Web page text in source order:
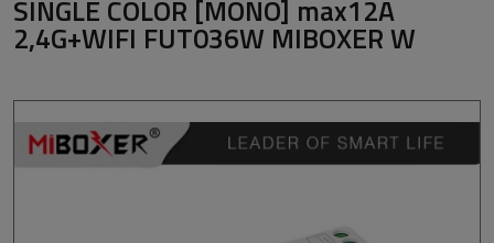
SINGLE COLOR [MONO] max12A
2,4G+WIFI FUT036W MIBOXER W